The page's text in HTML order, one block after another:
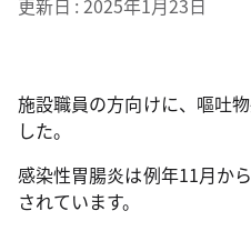
更新日 2025年1月23日
施設職員の方向けに、嘔吐
した。
感染性胃腸炎は例年11月か
されています。